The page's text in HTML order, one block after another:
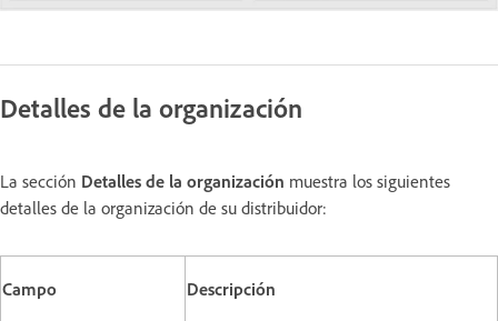
Detalles de la organización
La sección Detalles de la organización muestra los siguientes
detalles de la organización de su distribuidor:
Campo Descripción